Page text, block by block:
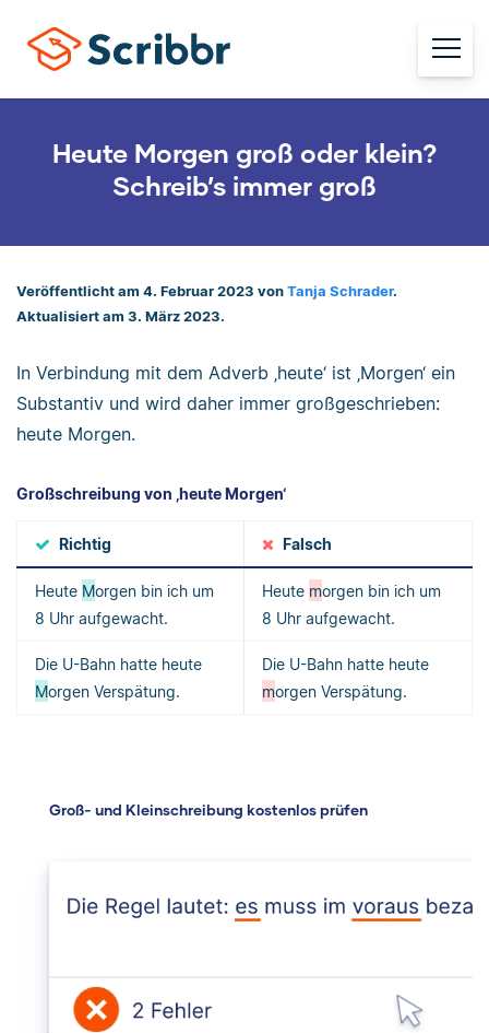
Heute Morgen groß oder klein?
Schreib’s immer groß
Veröffentlicht am 4. Februar 2023 von Tanja Schrader.
Aktualisiert am 3. März 2023.
In Verbindung mit dem Adverb ‚heute‘ ist ‚Morgen‘ ein
Substantiv und wird daher immer großgeschrieben:
heute Morgen.
Großschreibung von ‚heute Morgen‘
Richtig Falsch
Heute Morgen bin ich um
8 Uhr aufgewacht.
Heute morgen bin ich um
8 Uhr aufgewacht.
Die U-Bahn hatte heute
Morgen Verspätung.
Die U-Bahn hatte heute
morgen Verspätung.
Groß- und Kleinschreibung kostenlos prüfen